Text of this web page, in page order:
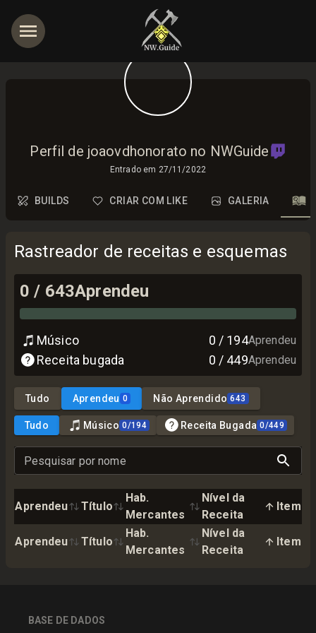
Perfil de joaovdhonorato no NWGuide
Entrado em 27/11/2022
BUILDS CRIAR COM LIKE GALERIA
Rastreador de receitas e esquemas
0 / 643Aprendeu
Músico 0 / 194Aprendeu
Receita bugada 0 / 449Aprendeu
Tudo Aprendeu 0 Não Aprendido 643
Tudo Músico 0/194 Receita Bugada 0/449
Pesquisar por nome
Aprendeu Título
Hab.
Mercantes
Nível da
Receita
Item
Aprendeu Título
Hab.
Mercantes
Nível da
Receita
Item
BASE DE DADOS